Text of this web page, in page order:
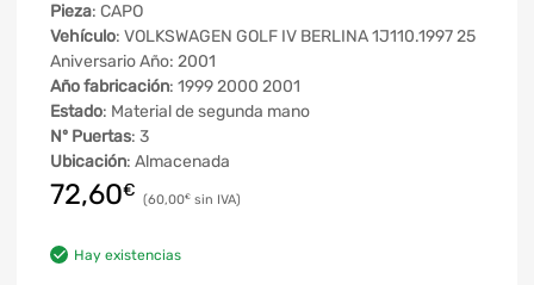
Pieza: CAPO
Vehículo: VOLKSWAGEN GOLF IV BERLINA 1J110.1997 25
Aniversario Año: 2001
Año fabricación: 1999 2000 2001
Estado: Material de segunda mano
Nº Puertas: 3
Ubicación: Almacenada
72,60€ 60,00€
Hay existencias